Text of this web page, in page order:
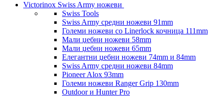
Victorinox Swiss Army ножеви
Swiss Tools
Swiss Army средни ножеви 91mm
Големи ножеви со Linerlock кочница 111mm
Мали џебни ножеви 58mm
Мали џебни ножеви 65mm
Елегантни џебни ножеви 74mm и 84mm
Swiss Army средни ножеви 84mm
Pioneer Alox 93mm
Големи ножеви Ranger Grip 130mm
Outdoor и Hunter Pro